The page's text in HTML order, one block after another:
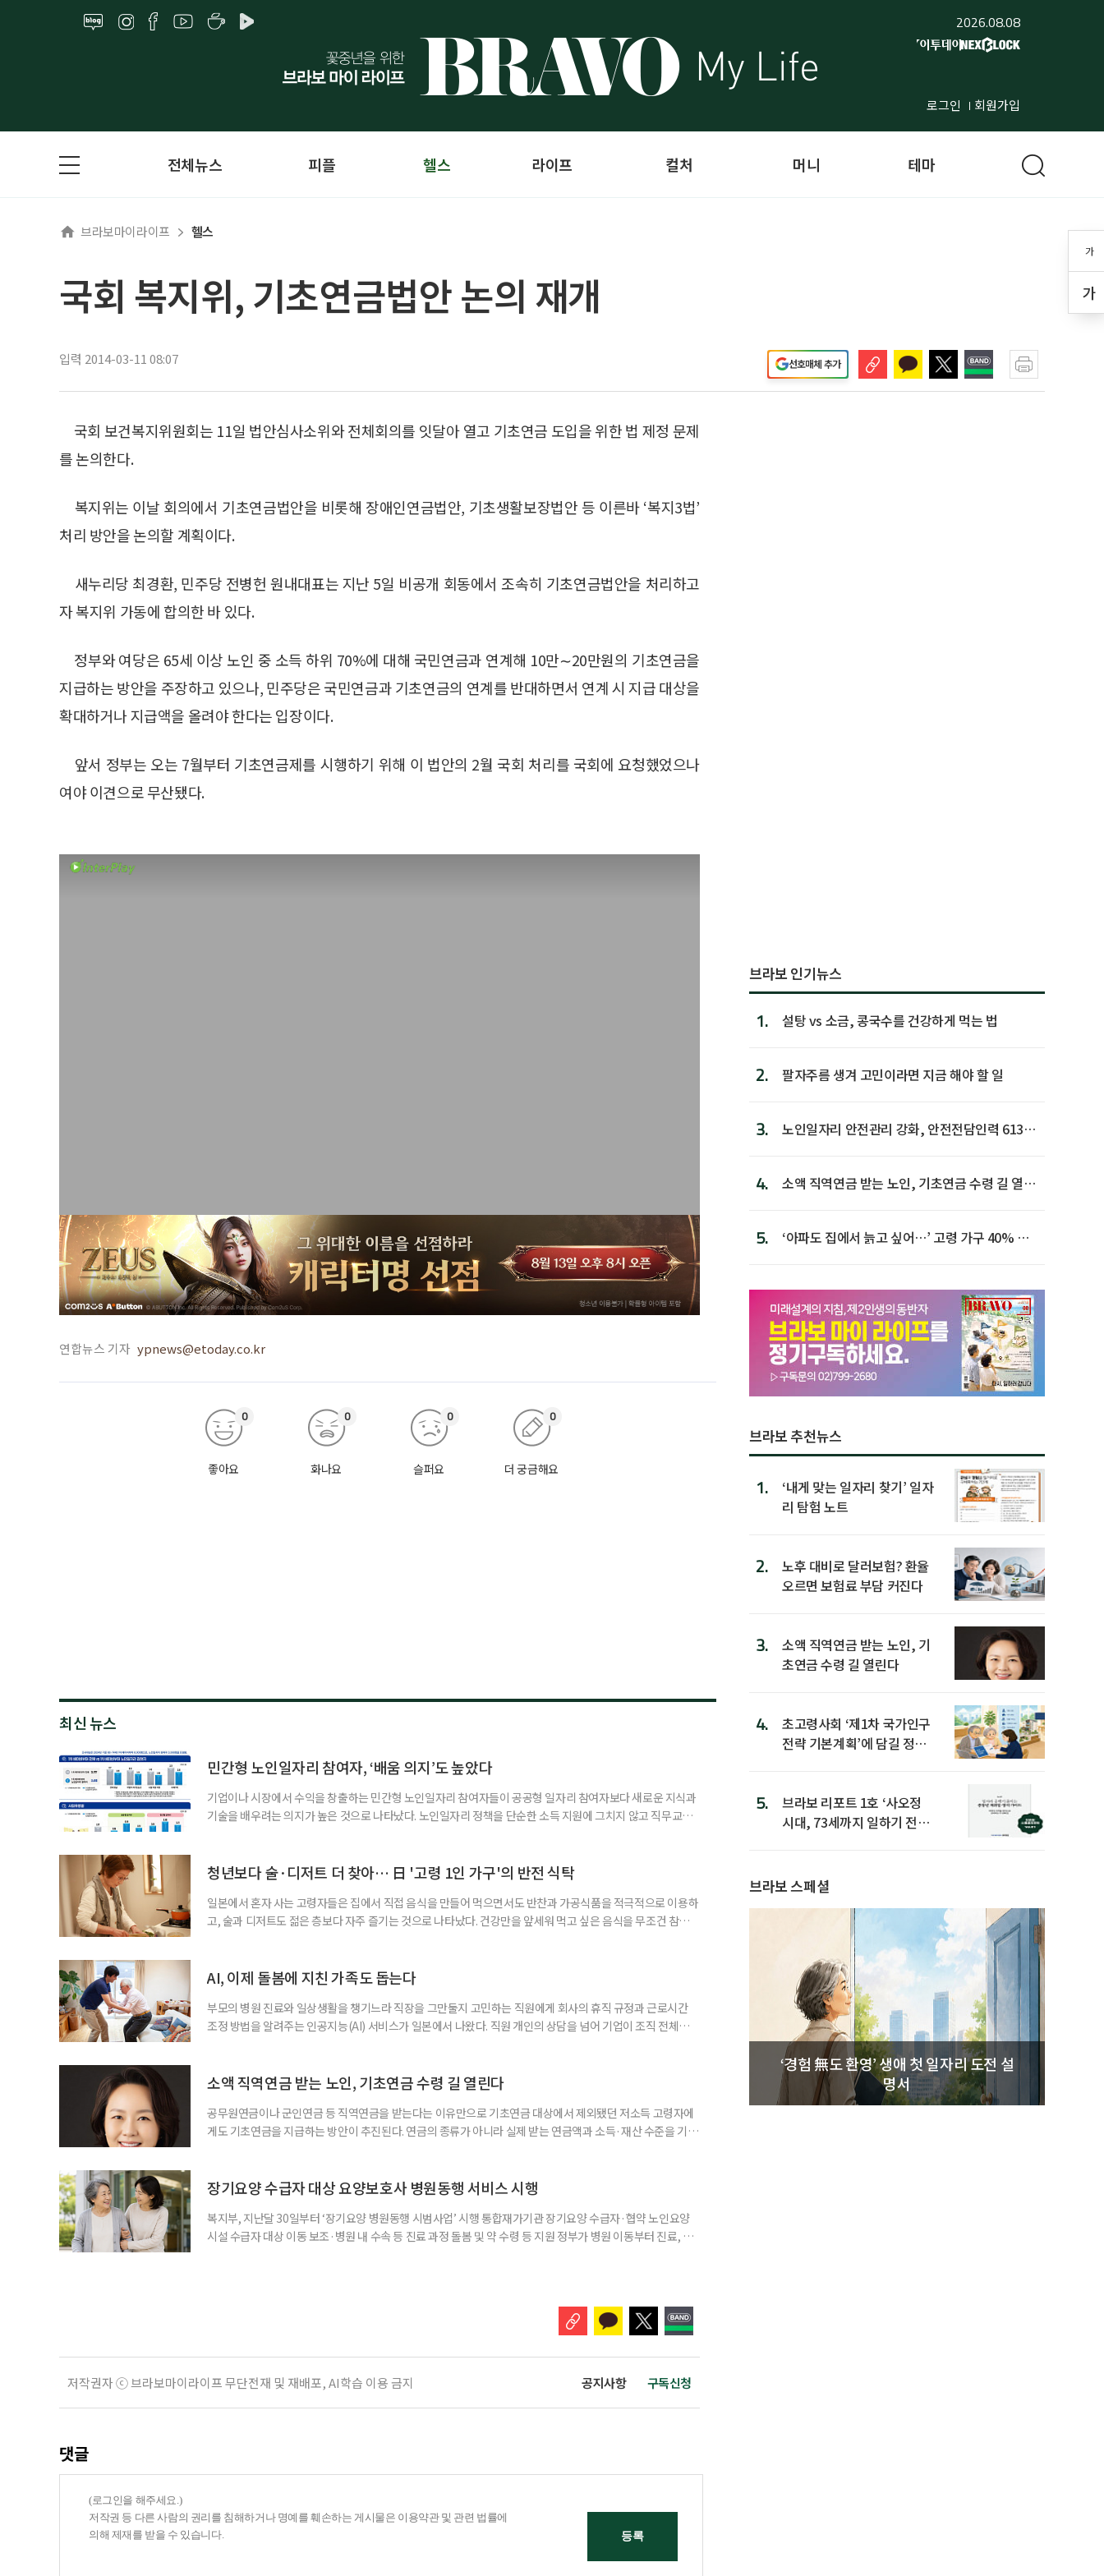
2026.08.08
로그인 회원가입
가
가
전체뉴스 피플 헬스 라이프 컬처 머니 테마
브라보마이라이프 헬스
국회 복지위, 기초연금법안 논의 재개
입력 2014-03-11 08:07 선호매체 추가
국회 보건복지위원회는 11일 법안심사소위와 전체회의를 잇달아 열고 기초연금 도입을 위한 법 제정 문제
를 논의한다.
복지위는 이날 회의에서 기초연금법안을 비롯해 장애인연금법안, 기초생활보장법안 등 이른바 ‘복지3법’
처리 방안을 논의할 계획이다.
새누리당 최경환, 민주당 전병헌 원내대표는 지난 5일 비공개 회동에서 조속히 기초연금법안을 처리하고
자 복지위 가동에 합의한 바 있다.
정부와 여당은 65세 이상 노인 중 소득 하위 70%에 대해 국민연금과 연계해 10만∼20만원의 기초연금을
지급하는 방안을 주장하고 있으나, 민주당은 국민연금과 기초연금의 연계를 반대하면서 연계 시 지급 대상을
확대하거나 지급액을 올려야 한다는 입장이다.
앞서 정부는 오는 7월부터 기초연금제를 시행하기 위해 이 법안의 2월 국회 처리를 국회에 요청했었으나
여야 이견으로 무산됐다.
연합뉴스 기자 ypnews@etoday.co.kr
좋아요
0
화나요
0
슬퍼요
0
더 궁금해요
0
최신 뉴스
민간형 노인일자리 참여자, ‘배움 의지’도 높았다
기업이나 시장에서 수익을 창출하는 민간형 노인일자리 참여자들이 공공형 일자리 참여자보다 새로운 지식과
기술을 배우려는 의지가 높은 것으로 나타났다. 노인일자리 정책을 단순한 소득 지원에 그치지 않고 직무교육
비부머 세대 가운데 노인일자리 참여자들의 교육학습동기를 성별과 연령, 거주지역, 소득, 가구형태, 일자리 유
청년보다 술·디저트 더 찾아… 日 '고령 1인 가구'의 반전 식탁
일본에서 혼자 사는 고령자들은 집에서 직접 음식을 만들어 먹으면서도 반찬과 가공식품을 적극적으로 이용하
고, 술과 디저트도 젊은 층보다 자주 즐기는 것으로 나타났다. 건강만을 앞세워 먹고 싶은 음식을 무조건 참기보
접 만든 음식이나 남은 음식이 차지하는 비중은 51%였다. 반찬과 냉동·즉석식품, 통조림 등 외부에서 조
AI, 이제 돌봄에 지친 가족도 돕는다
부모의 병원 진료와 일상생활을 챙기느라 직장을 그만둘지 고민하는 직원에게 회사의 휴직 규정과 근로시간
조정 방법을 알려주는 인공지능(AI) 서비스가 일본에서 나왔다. 직원 개인의 상담을 넘어 기업이 조직 전체의
다. 이 서비스를 사용하면 직원은 이름을 밝히지 않고 하루 24시간 AI와 상담할 수 있으며, 인
소액 직역연금 받는 노인, 기초연금 수령 길 열린다
공무원연금이나 군인연금 등 직역연금을 받는다는 이유만으로 기초연금 대상에서 제외됐던 저소득 고령자에
게도 기초연금을 지급하는 방안이 추진된다. 연금의 종류가 아니라 실제 받는 연금액과 소득·재산 수준을 기준
다. 최근 기초연금 구조 개편 논의가 이어지는 가운데, 정부도 그동안 소득·재산이 적어도 직역연금을 받는다
장기요양 수급자 대상 요양보호사 병원동행 서비스 시행
복지부, 지난달 30일부터 ‘장기요양 병원동행 시범사업’ 시행 통합재가기관 장기요양 수급자·협약 노인요양
시설 수급자 대상 이동 보조·병원 내 수속 등 진료 과정 돌봄 및 약 수령 등 지원 정부가 병원 이동부터 진료, 약
저작권자 ⓒ 브라보마이라이프 무단전재 및 재배포, AI학습 이용 금지 공지사항 구독신청
댓글
브라보 인기뉴스
1. 설탕 vs 소금, 콩국수를 건강하게 먹는 법
2. 팔자주름 생겨 고민이라면 지금 해야 할 일
3.
노인일자리 안전관리 강화, 안전전담인력 613명
4.
소액 직역연금 받는 노인, 기초연금 수령 길 열린
5.
‘아파도 집에서 늙고 싶어…’ 고령 가구 40% 노
브라보 추천뉴스
1.
‘내게 맞는 일자리 찾기’ 일자
리 탐험 노트
2.
노후 대비로 달러보험? 환율
오르면 보험료 부담 커진다
3.
소액 직역연금 받는 노인, 기
초연금 수령 길 열린다
4.
초고령사회 ‘제1차 국가인구
전략 기본계획’에 담길 정책
5.
브라보 리포트 1호 ‘사오정
시대, 73세까지 일하기 전략’
브라보 스페셜
‘경험 無도 환영’ 생애 첫 일자리 도전 설
명서